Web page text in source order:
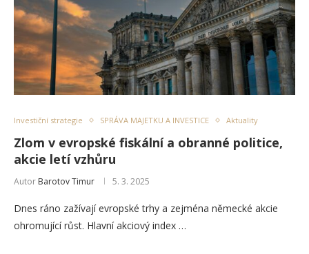
Investiční strategie SPRÁVA MAJETKU A INVESTICE Aktuality
Zlom v evropské fiskální a obranné politice,
akcie letí vzhůru
Autor Barotov Timur 5. 3. 2025
Dnes ráno zažívají evropské trhy a zejména německé akcie
ohromující růst. Hlavní akciový index …